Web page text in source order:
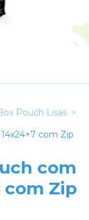
Pouch Lisas >
com Zip
com
com Zip